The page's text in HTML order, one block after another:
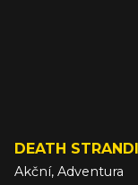
DEATH
Akční, Adventura